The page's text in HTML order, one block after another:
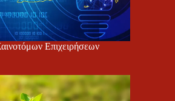
Επιχειρήσεων